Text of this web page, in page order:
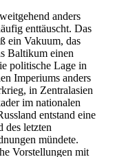
anders
enttäuscht. Das
ein Vakuum, das
Baltikum einen
politische Lage in
Imperiums anders
in Zentral­asien
im natio­nalen
entstand eine
des letzten
mündete.
Vorstel­lungen mit